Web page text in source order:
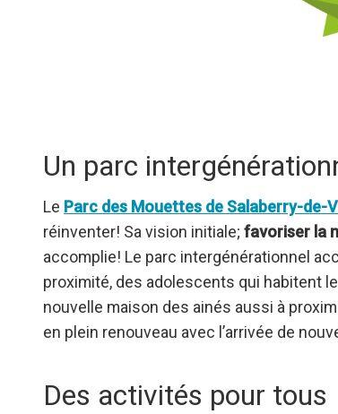
Un parc
Le Parc des Mouettes de Salaberry-de-
réinventer! Sa vision initiale; favoriser la
accomplie! Le parc intergénérationnel
proximité, des adolescents qui habitent
nouvelle maison des ainés aussi à
en plein renouveau avec l’arrivée de
Des activités pour tous